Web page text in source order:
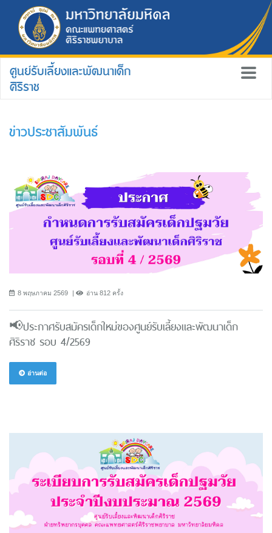
ศูนย์รับเลี้ยงและพัฒนาเด็ก
ศิริราช
ข่าวประชาสัมพันธ์
8 พฤษภาคม 2569 อ่าน 812 ครั้ง
📢ประกาศรับสมัครเด็กใหม่ของศูนย์รับเลี้ยงและพัฒนาเด็ก
ศิริราช รอบ 4/2569
อ่านต่อ